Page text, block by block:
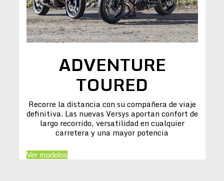
ADVENTURE
TOURED
Recorre la distancia con su compañera de viaje
definitiva. Las nuevas Versys aportan confort de
largo recorrido, versatilidad en cualquier
carretera y una mayor potencia
Ver modelos